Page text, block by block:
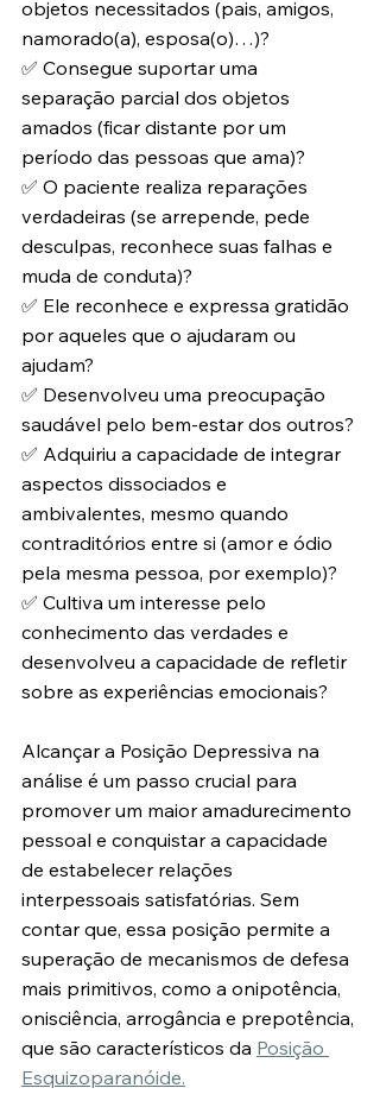
objetos necessitados (pais, amigos,
namorado(a), esposa(o)…)?
✅ Consegue suportar uma
separação parcial dos objetos
amados (ficar distante por um
período das pessoas que ama)?
✅ O paciente realiza reparações
verdadeiras (se arrepende, pede
desculpas, reconhece suas falhas e
muda de conduta)?
✅ Ele reconhece e expressa gratidão
por aqueles que o ajudaram ou
ajudam?
✅ Desenvolveu uma preocupação
saudável pelo bem-estar dos outros?
✅ Adquiriu a capacidade de integrar
aspectos dissociados e
ambivalentes, mesmo quando
contraditórios entre si (amor e ódio
pela mesma pessoa, por exemplo)?
✅ Cultiva um interesse pelo
conhecimento das verdades e
desenvolveu a capacidade de refletir
sobre as experiências emocionais?
Alcançar a Posição Depressiva na
análise é um passo crucial para
promover um maior amadurecimento
pessoal e conquistar a capacidade
de estabelecer relações
interpessoais satisfatórias. Sem
contar que, essa posição permite a
superação de mecanismos de defesa
mais primitivos, como a onipotência,
onisciência, arrogância e prepotência,
que são característicos da Posição
Esquizoparanóide.